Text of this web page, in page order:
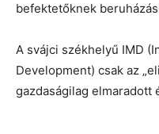
befektetőknek
A svájci székhelyű IMD
Development) csak az
gazdaságilag elmaradott